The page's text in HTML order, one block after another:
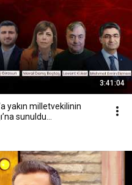
3:41:04
yakın milletvekilinin
sunuldu